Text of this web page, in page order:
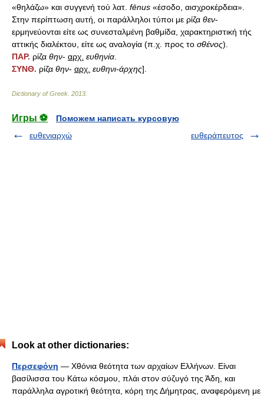
«θηλάζω» και συγγενή τού λατ. fēnus «έσοδο, αισχροκέρδεια».
Στην περίπτωση αυτή, οι παράλληλοι τύποι με ρίζα θεν-
ερμηνεύονται είτε ως συνεσταλμένη βαθμίδα, χαρακτηριστική τής
αττικής διαλέκτου, είτε ως αναλογία (π.χ. προς το σθένος).
ΠΑΡ. ρίζα θην- αρχ. ευθηνία
ΣΥΝΘ. ρίζα θην- αρχ. ευθηνι-άρχης].
Dictionary of Greek 2013
Игры ⚽
Поможем написать курсовую
ευθενιαρχώ
ευθεράπευτος
Look at other dictionaries:
Περσεφόνη — Χθόνια θεότητα των αρχαίων Ελλήνων. Είναι
βασίλισσα του Κάτω κόσμου, πλάι στον σύζυγό της Άδη, και
παράλληλα αγροτική θεότητα, κόρη της Δήμητρας, αναφερόμενη με